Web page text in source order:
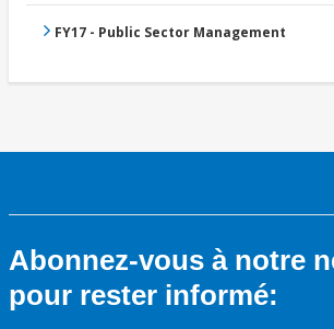
FY17 - Public Sector Management
Abonnez-vous à notre
pour rester informé: